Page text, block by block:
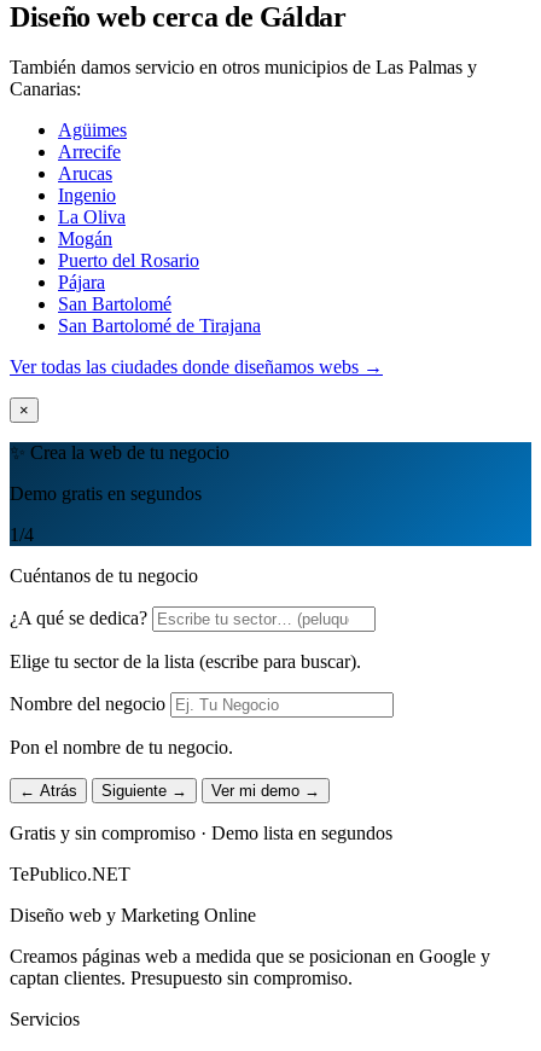
Diseño web cerca de Gáldar
También damos servicio en otros municipios de Las Palmas y
Canarias:
Agüimes
Arrecife
Arucas
Ingenio
La Oliva
Mogán
Puerto del Rosario
Pájara
San Bartolomé
San Bartolomé de Tirajana
Ver todas las ciudades donde diseñamos webs →
×
✨ Crea la web de tu negocio
Demo gratis en segundos
1/4
Cuéntanos de tu negocio
¿A qué se dedica?
Elige tu sector de la lista (escribe para buscar).
Nombre del negocio
Pon el nombre de tu negocio.
← Atrás Siguiente → Ver mi demo →
Gratis y sin compromiso · Demo lista en segundos
TePublico.NET
Diseño web y Marketing Online
Creamos páginas web a medida que se posicionan en Google y
captan clientes. Presupuesto sin compromiso.
Servicios